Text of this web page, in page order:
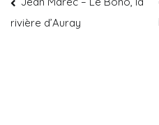
rivière d’Auray